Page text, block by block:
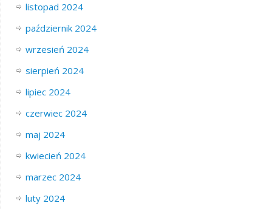
listopad 2024
październik 2024
wrzesień 2024
sierpień 2024
lipiec 2024
czerwiec 2024
maj 2024
kwiecień 2024
marzec 2024
luty 2024